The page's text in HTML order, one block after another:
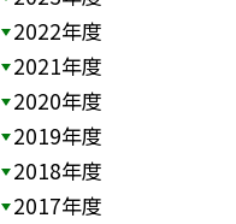
2022年度
2021年度
2020年度
2019年度
2018年度
2017年度